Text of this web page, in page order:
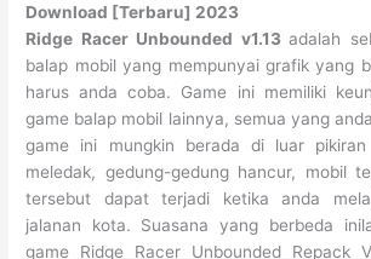
Download [Terbaru] 2023
Ridge Racer Unbounded v1.13adalah
balap mobil yang mempunyai grafik yang
harus anda coba. Game ini memiliki
game balap mobil lainnya, semua yang
game ini mungkin berada di luar pikiran
meledak, gedung-gedung hancur, mobil
tersebut dapat terjadi ketika anda
jalanan kota. Suasana yang berbeda
game Ridge Racer Unbounded Repack